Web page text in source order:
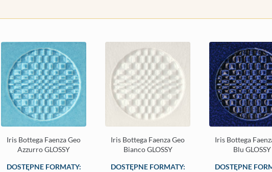
Iris Bottega Faenza Geo
Azzurro GLOSSY
DOSTĘPNE FORMATY:
Iris Bottega Faenza Geo
Bianco GLOSSY
DOSTĘPNE FORMATY:
Iris Bottega
Blu GLOSSY
DOSTĘPNE